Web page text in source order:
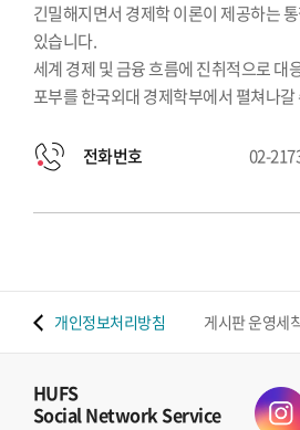
긴밀해지면서 경제학 이론이 제공하는
있습니다.
세계 경제 및 금융 흐름에 진취적으로
포부를 한국외대 경제학부에서 펼쳐나
전화번호 02-
개인정보처리방침 게시판 운영세
HUFS
Social Network Service